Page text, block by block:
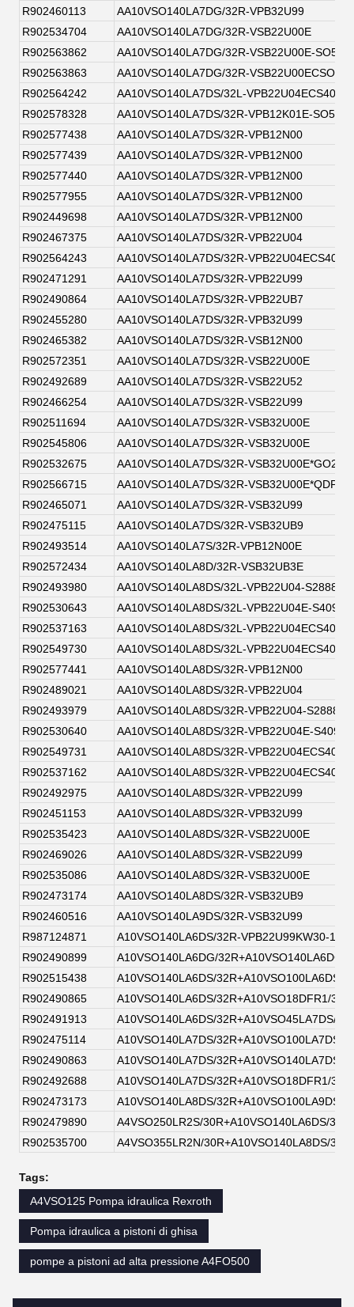
R902460113
AA10VSO140LA7DG/32R-VPB32U99
R902534704
AA10VSO140LA7DG/32R-VSB22U00E
R902563862
AA10VSO140LA7DG/32R-VSB22U00E-SO52
R902563863
AA10VSO140LA7DG/32R-VSB22U00ECSO52
R902564242
AA10VSO140LA7DS/32L-VPB22U04ECS4093
R902578328
AA10VSO140LA7DS/32R-VPB12K01E-SO52
R902577438
AA10VSO140LA7DS/32R-VPB12N00
R902577439
AA10VSO140LA7DS/32R-VPB12N00
R902577440
AA10VSO140LA7DS/32R-VPB12N00
R902577955
AA10VSO140LA7DS/32R-VPB12N00
R902449698
AA10VSO140LA7DS/32R-VPB12N00
R902467375
AA10VSO140LA7DS/32R-VPB22U04
R902564243
AA10VSO140LA7DS/32R-VPB22U04ECS4093
R902471291
AA10VSO140LA7DS/32R-VPB22U99
R902490864
AA10VSO140LA7DS/32R-VPB22UB7
R902455280
AA10VSO140LA7DS/32R-VPB32U99
R902465382
AA10VSO140LA7DS/32R-VSB12N00
R902572351
AA10VSO140LA7DS/32R-VSB22U00E
R902492689
AA10VSO140LA7DS/32R-VSB22U52
R902466254
AA10VSO140LA7DS/32R-VSB22U99
R902511694
AA10VSO140LA7DS/32R-VSB32U00E
R902545806
AA10VSO140LA7DS/32R-VSB32U00E
R902532675
AA10VSO140LA7DS/32R-
R902566715
AA10VSO140LA7DS/32R-VSB32U00E*QDP1*
R902465071
AA10VSO140LA7DS/32R-VSB32U99
R902475115
AA10VSO140LA7DS/32R-VSB32UB9
R902493514
AA10VSO140LA7S/32R-VPB12N00E
R902572434
AA10VSO140LA8D/32R-VSB32UB3E
R902493980
AA10VSO140LA8DS/32L-VPB22U04-S2888
R902530643
AA10VSO140LA8DS/32L-VPB22U04E-S4093
R902537163
AA10VSO140LA8DS/32L-VPB22U04ECS4093
R902549730
AA10VSO140LA8DS/32L-VPB22U04ECS4093
R902577441
AA10VSO140LA8DS/32R-VPB12N00
R902489021
AA10VSO140LA8DS/32R-VPB22U04
R902493979
AA10VSO140LA8DS/32R-VPB22U04-S2888
R902530640
AA10VSO140LA8DS/32R-VPB22U04E-S4093
R902549731
AA10VSO140LA8DS/32R-VPB22U04ECS4093
R902537162
AA10VSO140LA8DS/32R-VPB22U04ECS4093
R902492975
AA10VSO140LA8DS/32R-VPB22U99
R902451153
AA10VSO140LA8DS/32R-VPB32U99
R902535423
AA10VSO140LA8DS/32R-VSB22U00E
R902469026
AA10VSO140LA8DS/32R-VSB22U99
R902535086
AA10VSO140LA8DS/32R-VSB32U00E
R902473174
AA10VSO140LA8DS/32R-VSB32UB9
R902460516
AA10VSO140LA9DS/32R-VSB32U99
R987124871
A10VSO140LA6DS/32R-VPB22U99KW30-
R902490899
A10VSO140LA6DG/32R+A10VSO140LA6DG/
R902515438
A10VSO140LA6DS/32R+A10VSO100LA6DS/
R902490865
A10VSO140LA6DS/32R+A10VSO18DFR1/31R
R902491913
A10VSO140LA6DS/32R+A10VSO45LA7DS/
R902475114
A10VSO140LA7DS/32R+A10VSO100LA7DS/
R902490863
A10VSO140LA7DS/32R+A10VSO140LA7DS/
R902492688
A10VSO140LA7DS/32R+A10VSO18DFR1/31R
R902473173
A10VSO140LA8DS/32R+A10VSO100LA9DS/
R902479890
A4VSO250LR2S/30R+A10VSO140LA6DS/32R
R902535700
A4VSO355LR2N/30R+A10VSO140LA8DS/32R
Tags:
A4VSO125 Pompa idraulica Rexroth
Pompa idraulica a pistoni di ghisa
pompe a pistoni ad alta pressione A4FO500